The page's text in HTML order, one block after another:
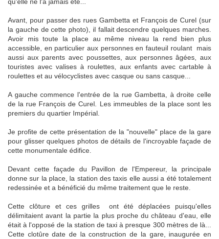
Avant, pour passer des rues Gambetta et François de Curel (sur
la gauche de cette photo), il fallait descendre quelques marches.
Avoir mis toute la place au même niveau la rend bien plus
accessible, en particulier aux personnes en fauteuil roulant mais
aussi aux parents avec poussettes, aux personnes âgées, aux
touristes avec valises à roulettes, aux enfants avec cartable à
roulettes et au vélocyclistes avec casque ou sans casque...
A gauche commence l'entrée de la rue Gambetta, à droite celle
de la rue François de Curel. Les immeubles de la place sont les
premiers du quartier Impérial.
Je profite de cette présentation de la "nouvelle" place de la gare
pour glisser quelques photos de détails de l'incroyable façade de
cette monumentale édifice.
Devant cette façade du Pavillon de l'Empereur, la principale
donne sur la place, la station des taxis elle aussi a été totalement
redessinée et a bénéficié du même traitement que le reste.
Cette clôture et ces grilles ont été déplacées puisqu'elles
délimitaient avant la partie la plus proche du château d'eau, elle
était à l'opposé de la station de taxi à presque 300 mètres de là...
Cette clotûre date de la construction de la gare, inaugurée en